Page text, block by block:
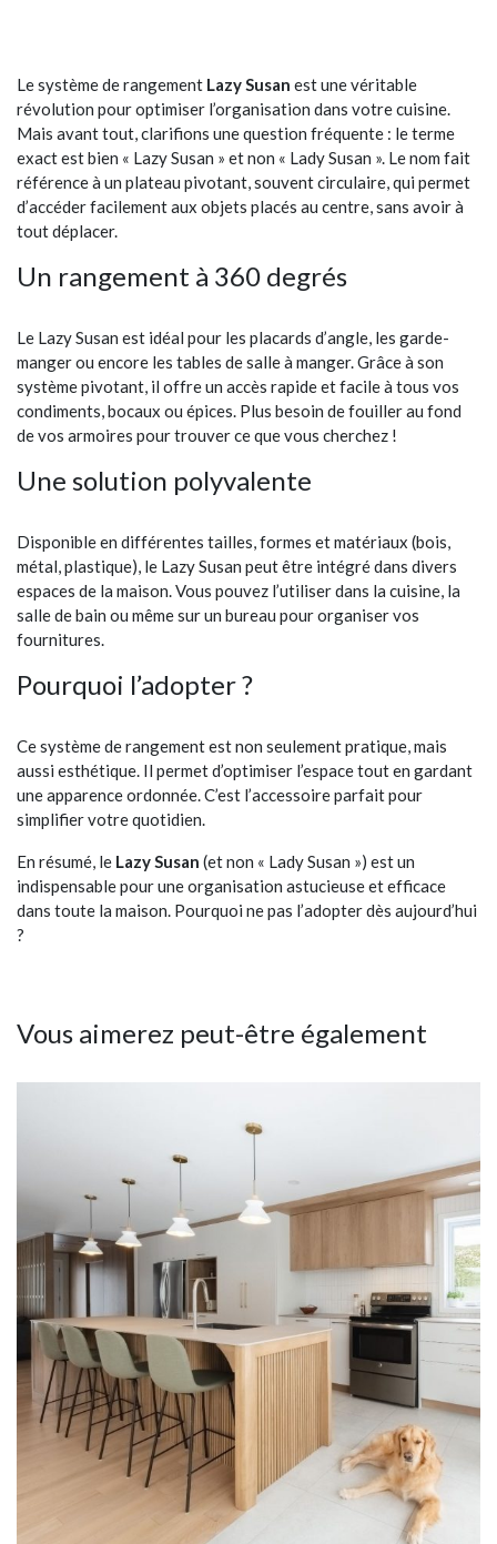
Le système de rangement Lazy Susan est une véritable
révolution pour optimiser l’organisation dans votre cuisine.
Mais avant tout, clarifions une question fréquente : le terme
exact est bien « Lazy Susan » et non « Lady Susan ». Le nom fait
référence à un plateau pivotant, souvent circulaire, qui permet
d’accéder facilement aux objets placés au centre, sans avoir à
tout déplacer.
Un rangement à 360 degrés
Le Lazy Susan est idéal pour les placards d’angle, les garde-
manger ou encore les tables de salle à manger. Grâce à son
système pivotant, il offre un accès rapide et facile à tous vos
condiments, bocaux ou épices. Plus besoin de fouiller au fond
de vos armoires pour trouver ce que vous cherchez !
Une solution polyvalente
Disponible en différentes tailles, formes et matériaux (bois,
métal, plastique), le Lazy Susan peut être intégré dans divers
espaces de la maison. Vous pouvez l’utiliser dans la cuisine, la
salle de bain ou même sur un bureau pour organiser vos
fournitures.
Pourquoi l’adopter ?
Ce système de rangement est non seulement pratique, mais
aussi esthétique. Il permet d’optimiser l’espace tout en gardant
une apparence ordonnée. C’est l’accessoire parfait pour
simplifier votre quotidien.
En résumé, le Lazy Susan (et non « Lady Susan ») est un
indispensable pour une organisation astucieuse et efficace
dans toute la maison. Pourquoi ne pas l’adopter dès aujourd’hui
?
Vous aimerez peut-être également